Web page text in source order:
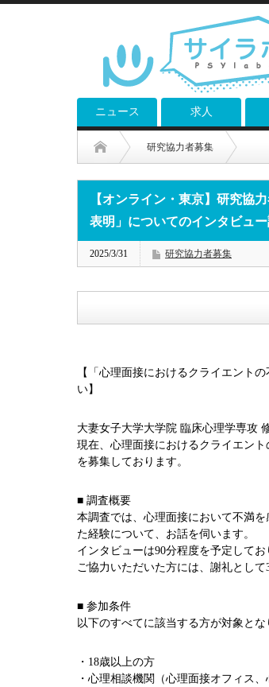
ニュース 求人
研究協力者募集
【オンライン・東京】研究協力者募集
【オンライン・東京】研究協
表明」についてのインタビュ
2025/3/31 研究協力者募集
【「心理面接におけるクライエント
い】
大妻女子大学大学院 臨床心理学専攻
現在、心理面接におけるクライエン
を募集しております。
■ 調査概要
本調査では、心理面接において不満
た経験について、お話を伺います。
インタビューは90分程度を予定してお
ご協力いただいた方には、謝礼として
■ 参加条件
以下のすべてに該当する方が対象とな
・18歳以上の方
・心理相談機関（心理面接オフィス